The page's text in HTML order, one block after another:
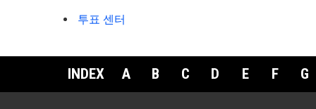
투표 센터
INDEX A B C D E F G